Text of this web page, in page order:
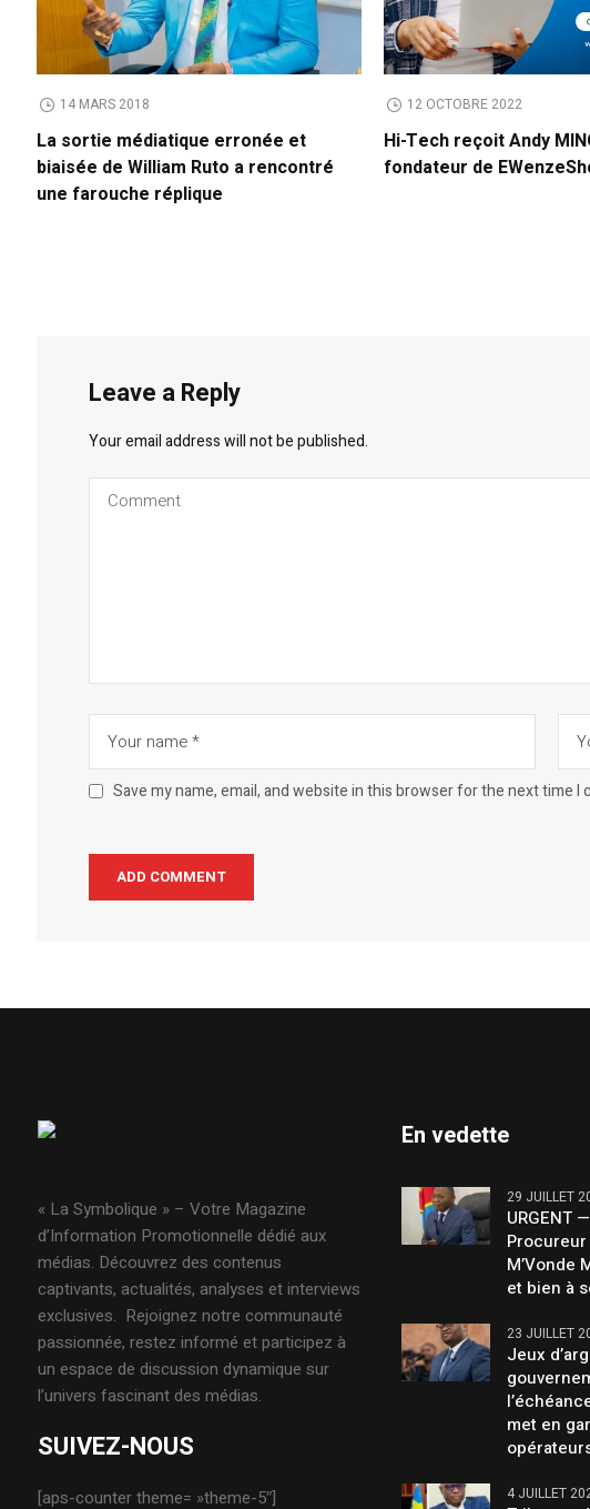
14 MARS 2018
La sortie médiatique erronée et
biaisée de William Ruto a rencontré
une farouche réplique
12 OCTOBRE 2022
Hi-Tech reçoit Andy
fondateur de
Leave a Reply
Your email address will not be published.
Save my name, email, and website in this browser for the next time I
« La Symbolique » – Votre Magazine
d’Information Promotionnelle dédié aux
médias. Découvrez des contenus
captivants, actualités, analyses et interviews
exclusives. Rejoignez notre communauté
passionnée, restez informé et participez à
un espace de discussion dynamique sur
l’univers fascinant des médias.
SUIVEZ-NOUS
[aps-counter theme= »theme-5″]
En vedette
29 JUILLET
URGENT
M’Vonde
et bien à
23 JUILLET
Jeux
met en
4 JUILLET